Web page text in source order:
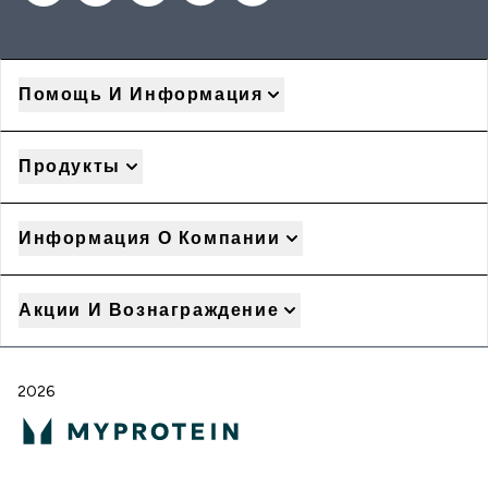
Помощь И Информация
Продукты
Информация О Компании
Акции И Вознаграждение
2026